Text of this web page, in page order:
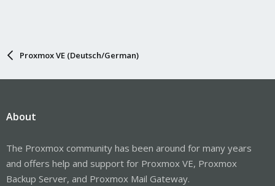
Proxmox VE (Deutsch/German)
About
The Proxmox community has been around for many years
and offers help and support for Proxmox VE, Proxmox
Backup Server, and Proxmox Mail Gateway.